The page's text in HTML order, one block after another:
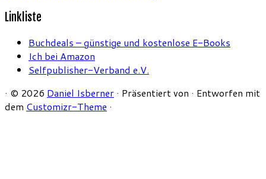
Linkliste
Buchdeals – günstige und kostenlose E-Books
Ich bei Amazon
Selfpublisher-Verband e.V.
· © 2026 Daniel Isberner · Präsentiert von · Entworfen mit
dem Customizr-Theme ·